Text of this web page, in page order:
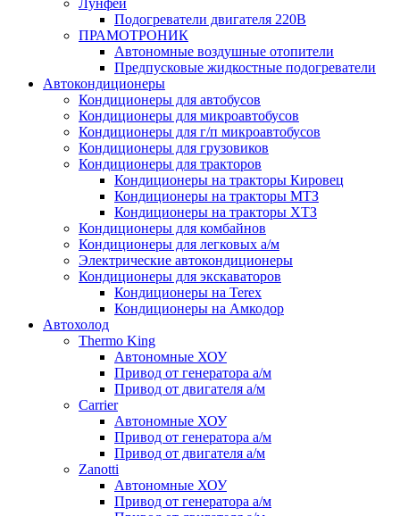
Лунфей
Подогреватели двигателя 220В
ПРАМОТРОНИК
Автономные воздушные отопители
Предпусковые жидкостные подогреватели
Автокондиционеры
Кондиционеры для автобусов
Кондиционеры для микроавтобусов
Кондиционеры для г/п микроавтобусов
Кондиционеры для грузовиков
Кондиционеры для тракторов
Кондиционеры на тракторы Кировец
Кондиционеры на тракторы МТЗ
Кондиционеры на тракторы ХТЗ
Кондиционеры для комбайнов
Кондиционеры для легковых а/м
Электрические автокондиционеры
Кондиционеры для экскаваторов
Кондиционеры на Terex
Кондиционеры на Амкодор
Автохолод
Thermo King
Автономные ХОУ
Привод от генератора а/м
Привод от двигателя а/м
Carrier
Автономные ХОУ
Привод от генератора а/м
Привод от двигателя а/м
Zanotti
Автономные ХОУ
Привод от генератора а/м